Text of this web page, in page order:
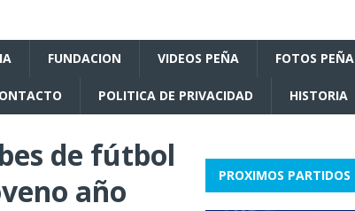
FUNDACION VIDEOS PEÑA FOTOS PEÑA
POLITICA DE PRIVACIDAD HISTORIA
de fútbol
año
PROXIMOS PARTIDOS